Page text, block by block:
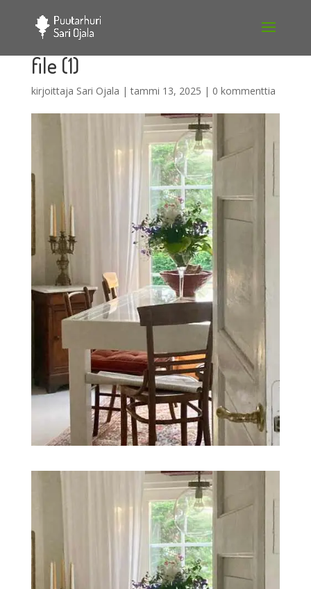
file (1)
kirjoittaja Sari Ojala |tammi 13, 2025 | 0 kommenttia